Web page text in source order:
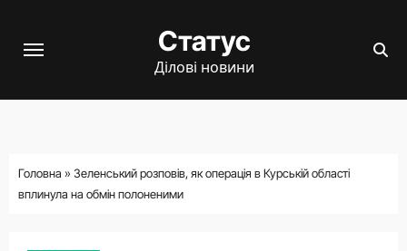
Статус
Ділові новини
Головна » Зеленський розповів, як операція в Курській області
вплинула на обмін полоненими